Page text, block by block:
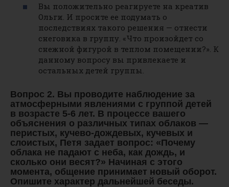
Вы положительно реагируете на креатив
Ольги. И просите ее подумать о
последствиях такого решения — отнести
снеговика в группу. «Что произойдет со
снежной фигурой в теплом помещении?». К
данному вопросу вы привлекаете и
остальных детей группы.
Вопрос 2. Вы проводите наблюдение за
атмосферными явлениями с группой детей
в возрасте 5-6 лет. В процессе вашего
объяснения о различных типах облаков —
перистых, кучево-дождевых, кучевых и
слоистых, Петя задает вопрос: «Почему
облака не падают с неба, как дождь, и
сколько они весят?» Начиная с этого
момента, общение принимает новый оборот.
Опишите характер дальнейшей беседы.